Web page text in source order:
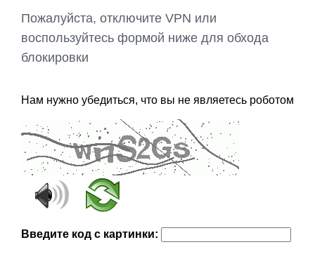
Пожалуйста, отключите VPN или
воспользуйтесь формой ниже для обхода
блокировки
Нам нужно убедиться, что вы не являетесь роботом
Введите код с картинки: